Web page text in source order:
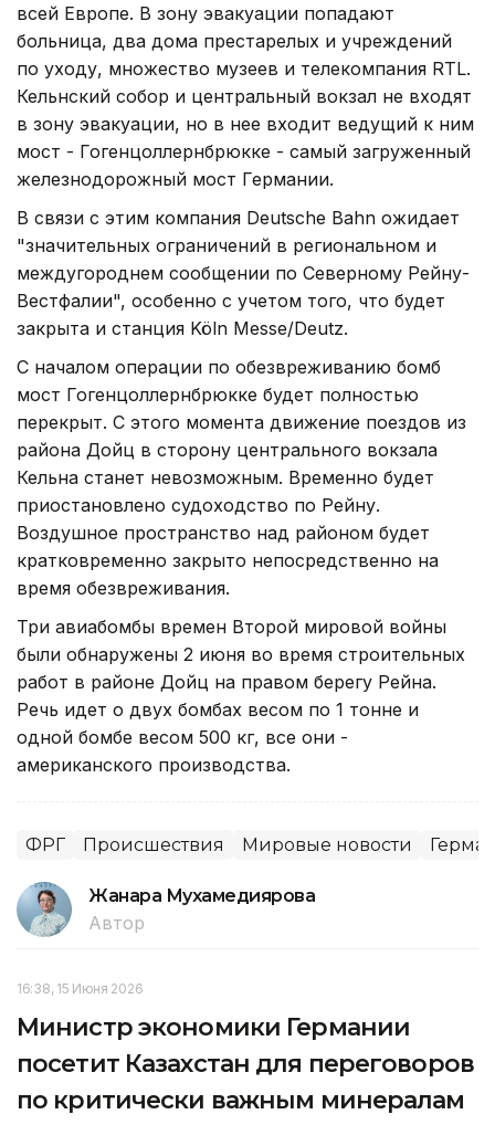
всей Европе. В зону эвакуации попадают
больница, два дома престарелых и учреждений
по уходу, множество музеев и телекомпания RTL.
Кельнский собор и центральный вокзал не входят
в зону эвакуации, но в нее входит ведущий к ним
мост - Гогенцоллернбрюкке - самый загруженный
железнодорожный мост Германии.
В связи с этим компания Deutsche Bahn ожидает
"значительных ограничений в региональном и
междугороднем сообщении по Северному Рейну-
Вестфалии", особенно с учетом того, что будет
закрыта и станция Köln Messe/Deutz.
С началом операции по обезвреживанию бомб
мост Гогенцоллернбрюкке будет полностью
перекрыт. С этого момента движение поездов из
района Дойц в сторону центрального вокзала
Кельна станет невозможным. Временно будет
приостановлено судоходство по Рейну.
Воздушное пространство над районом будет
кратковременно закрыто непосредственно на
время обезвреживания.
Три авиабомбы времен Второй мировой войны
были обнаружены 2 июня во время строительных
работ в районе Дойц на правом берегу Рейна.
Речь идет о двух бомбах весом по 1 тонне и
одной бомбе весом 500 кг, все они -
американского производства.
ФРГ Происшествия Мировые новости
Жанара Мухамедиярова
Автор
16:38, 15 Июня 2026
Министр экономики Германии
посетит Казахстан для переговоров
по критически важным минералам